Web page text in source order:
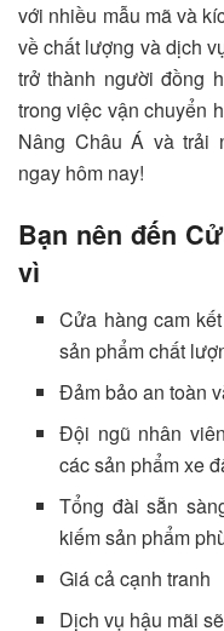
với nhiều mẫu mã và
về chất lượng và dịch
trở thành người đồng
trong việc vận chuyển
Nâng Châu Á và trải
ngay hôm nay!
Bạn nên đến
vì
Cửa hàng cam
sản phẩm chất
Đảm bảo an toàn
Đội ngũ nhân
các sản phẩm xe
Tổng đài sẵn
kiếm sản phẩm
Giá cả cạnh tranh
Dịch vụ hậu mãi